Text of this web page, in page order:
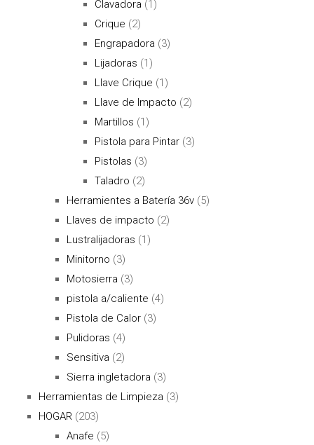
Clavadora (1)
Crique (2)
Engrapadora (3)
Lijadoras (1)
Llave Crique (1)
Llave de Impacto (2)
Martillos (1)
Pistola para Pintar (3)
Pistolas (3)
Taladro (2)
Herramientes a Batería 36v (5)
Llaves de impacto (2)
Lustralijadoras (1)
Minitorno (3)
Motosierra (3)
pistola a/caliente (4)
Pistola de Calor (3)
Pulidoras (4)
Sensitiva (2)
Sierra ingletadora (3)
Herramientas de Limpieza (3)
HOGAR (203)
Anafe (5)